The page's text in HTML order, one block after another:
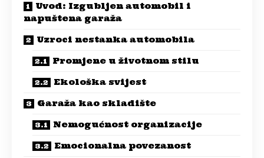
Uvod: Izgubljen automobil i
napuštena garaža
Uzroci nestanka automobila
Promjene u životnom stilu
Ekološka svijest
Garaža kao skladište
Nemogućnost organizacije
Emocionalna povezanost